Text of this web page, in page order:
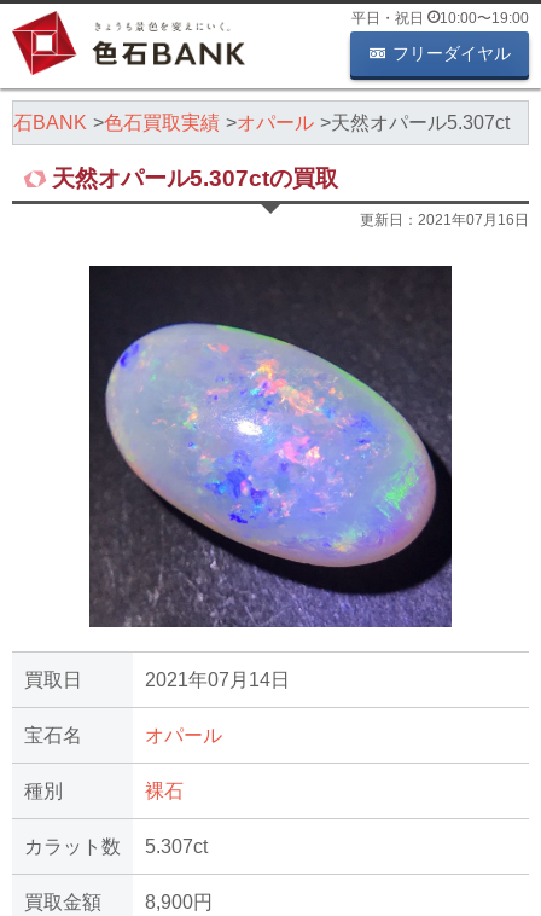
平日・祝日 10:00〜19:00
フリーダイヤル
石BANK 色石買取実績 オパール 天然オパール5.307ct
天然オパール5.307ctの買取
更新日： 2021年07月16日
買取日 2021年07月14日
宝石名 オパール
種別 裸石
カラット数 5.307ct
買取金額 8,900円